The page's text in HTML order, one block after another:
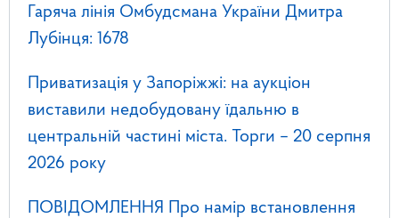
Гаряча лінія Омбудсмана України Дмитра
Лубінця: 1678
Приватизація у Запоріжжі: на аукціон
виставили недобудовану їдальню в
центральній частині міста. Торги – 20 серпня
2026 року
ПОВІДОМЛЕННЯ Про намір встановлення